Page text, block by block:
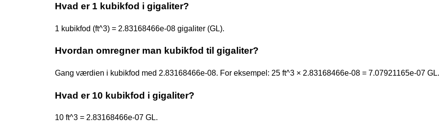
Hvad er 1 kubikfod i gigaliter?
1 kubikfod (ft^3) = 2.83168466e-08 gigaliter (GL).
Hvordan omregner man kubikfod til gigaliter?
Gang værdien i kubikfod med 2.83168466e-08. For eksempel: 25 ft^3 × 2.83168466e-08 = 7.07921165e-07 GL.
Hvad er 10 kubikfod i gigaliter?
10 ft^3 = 2.83168466e-07 GL.